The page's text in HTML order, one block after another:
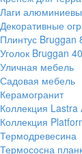
Лаги
Декоративные
Плинтус
Уголок Bruggan
Уличная мебель
Садовая мебель
Керамогранит
Коллекция
Коллекция
Термодревесина
Термососна